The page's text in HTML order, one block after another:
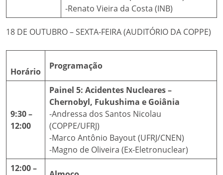
-Renato Vieira da Costa (INB)
18 DE OUTUBRO – SEXTA-FEIRA (AUDITÓRIO DA COPPE)
Horário
Programação
9:30 –
12:00
Painel 5: Acidentes Nucleares –
Chernobyl, Fukushima e Goiânia
-Andressa dos Santos Nicolau
(COPPE/UFRJ)
-Marco Antônio Bayout (UFRJ/CNEN)
-Magno de Oliveira (Ex-Eletronuclear)
12:00 –